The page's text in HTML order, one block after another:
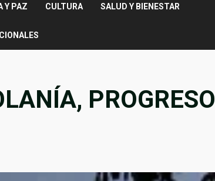
Y PAZ CULTURA SALUD Y BIENESTAR
PROGRESO